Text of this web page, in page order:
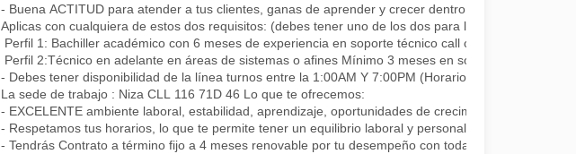
- Buena ACTITUD para atender a tus clientes, ganas de aprender y crecer dentro de la compañía
Aplicas con cualquiera de estos dos requisitos: (debes tener uno de los dos para la continuidad, se
Perfil 1: Bachiller académico con 6 meses de experiencia en soporte técnico call center.
Perfil 2:Técnico en adelante en áreas de sistemas o afines Mínimo 3 meses en soporte o áreas
- Debes tener disponibilidad de la línea turnos entre la 1:00AM Y 7:00PM (Horarios rotativos, 1 día
La sede de trabajo : Niza CLL 116 71D 46 Lo que te ofrecemos:
- EXCELENTE ambiente laboral, estabilidad, aprendizaje, oportunidades de crecimiento, tenemos
- Respetamos tus horarios, lo que te permite tener un equilibrio laboral y personal
- Tendrás Contrato a término fijo a 4 meses renovable por tu desempeño con todas las prestaciones